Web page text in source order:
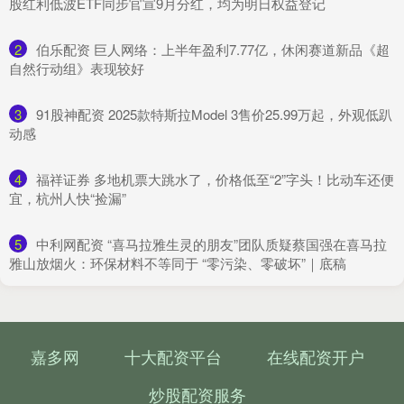
2
​伯乐配资 巨人网络：上半年盈利7.77亿，休闲赛道新品《超
自然行动组》表现较好
3
​91股神配资 2025款特斯拉Model 3售价25.99万起，外观低趴
动感
4
​福祥证券 多地机票大跳水了，价格低至“2”字头！比动车还便
宜，杭州人快“捡漏”
5
​中利网配资 “喜马拉雅生灵的朋友”团队质疑蔡国强在喜马拉
雅山放烟火：环保材料不等同于 “零污染、零破坏”｜底稿
嘉多网 十大配资平台
在线配资开户
炒股配资服务